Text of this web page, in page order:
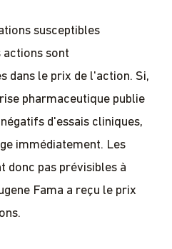
susceptibles
actions sont
dans le prix de l'action. Si,
pharmaceutique publie
d'essais cliniques,
immédiatement. Les
donc pas prévisibles à
Fama a reçu le prix